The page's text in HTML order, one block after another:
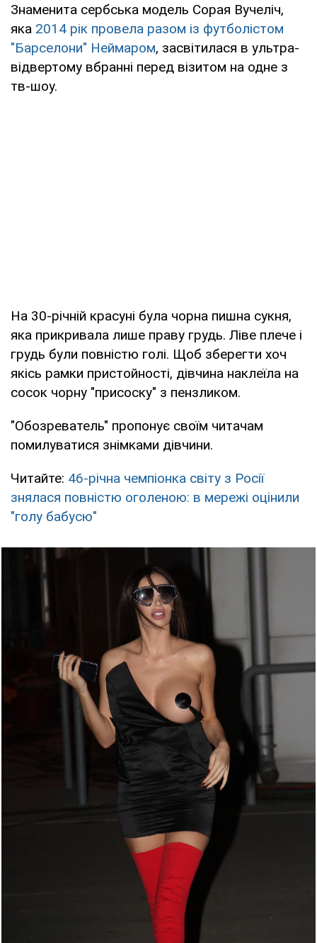
Знаменита сербська модель Сорая Вучеліч,
яка 2014 рік провела разом із футболістом
"Барселони" Неймаром, засвітилася в ультра-
відвертому вбранні перед візитом на одне з
тв-шоу.
На 30-річній красуні була чорна пишна сукня,
яка прикривала лише праву грудь. Ліве плече і
грудь були повністю голі. Щоб зберегти хоч
якісь рамки пристойності, дівчина наклеїла на
сосок чорну "присоску" з пензликом.
"Обозреватель" пропонує своїм читачам
помилуватися знімками дівчини.
Читайте: 46-річна чемпіонка світу з Росії
знялася повністю оголеною: в мережі оцінили
"голу бабусю"